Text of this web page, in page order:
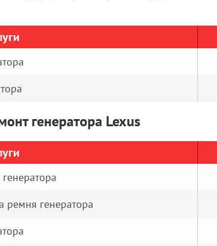
генератора Lexus
ремня генератора